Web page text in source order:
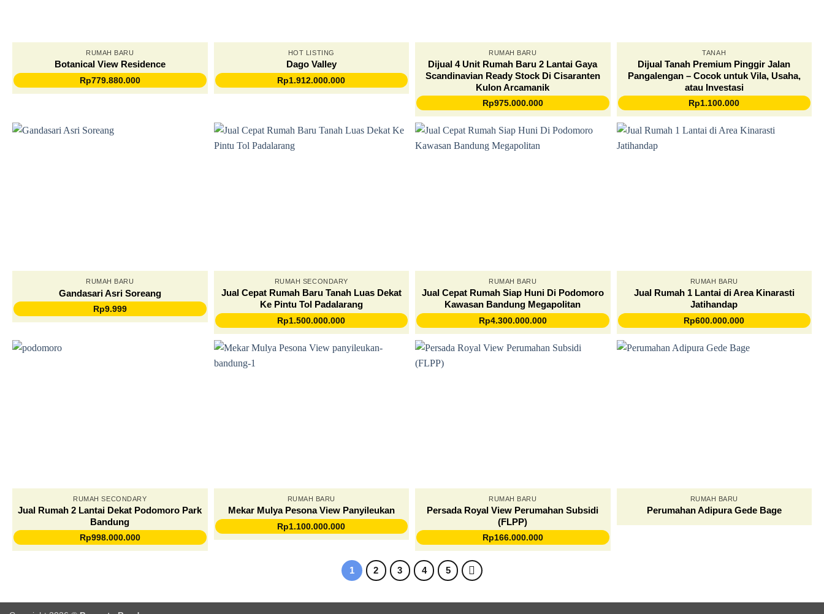
RUMAH BARU
Botanical View Residence
Rp779.880.000
HOT LISTING
Dago Valley
Rp1.912.000.000
RUMAH BARU
Dijual 4 Unit Rumah Baru 2 Lantai Gaya
Scandinavian Ready Stock Di Cisaranten
Kulon Arcamanik
Rp975.000.000
TANAH
Dijual Tanah Premium Pinggir Jalan
Pangalengan – Cocok untuk Vila, Usaha,
atau Investasi
Rp1.100.000
RUMAH BARU
Gandasari Asri Soreang
Rp9.999
RUMAH SECONDARY
Jual Cepat Rumah Baru Tanah Luas Dekat
Ke Pintu Tol Padalarang
Rp1.500.000.000
RUMAH BARU
Jual Cepat Rumah Siap Huni Di Podomoro
Kawasan Bandung Megapolitan
Rp4.300.000.000
RUMAH BARU
Jual Rumah 1 Lantai di Area Kinarasti
Jatihandap
Rp600.000.000
RUMAH SECONDARY
Jual Rumah 2 Lantai Dekat Podomoro Park
Bandung
Rp998.000.000
RUMAH BARU
Mekar Mulya Pesona View Panyileukan
Rp1.100.000.000
RUMAH BARU
Persada Royal View Perumahan Subsidi
(FLPP)
Rp166.000.000
RUMAH BARU
Perumahan Adipura Gede Bage
1 2 3 4 5